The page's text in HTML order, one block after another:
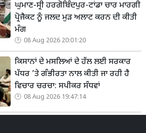
ਘੁਮਾਣ-ਸ੍ਰੀ ਹਰਗੋਬਿੰਦਪੁਰ-ਟਾਂਡਾ ਚਾਰ ਮਾਰਗੀ
ਪ੍ਰੋਜੈਕਟ ਨੂੰ ਜਲਦ ਮੁੜ ਅਲਾਟ ਕਰਨ ਦੀ ਕੀਤੀ
ਮੰਗ
08 Aug 2026 20:01:20
ਕਿਸਾਨਾਂ ਦੇ ਮਸਲਿਆਂ ਦੇ ਹੱਲ ਲਈ ਸਰਕਾਰ
ਪੱਧਰ ’ਤੇ ਗੰਭੀਰਤਾ ਨਾਲ ਕੀਤੀ ਜਾ ਰਹੀ ਹੈ
ਵਿਚਾਰ ਚਰਚਾ: ਸਪੀਕਰ ਸੰਧਵਾਂ
08 Aug 2026 19:47:14